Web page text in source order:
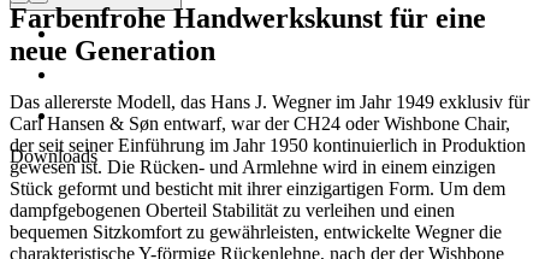
Downloads
Farbenfrohe Handwerkskunst für eine
neue Generation
Das allererste Modell, das Hans J. Wegner im Jahr 1949 exklusiv für
Carl Hansen & Søn entwarf, war der CH24 oder Wishbone Chair,
der seit seiner Einführung im Jahr 1950 kontinuierlich in Produktion
gewesen ist. Die Rücken- und Armlehne wird in einem einzigen
Stück geformt und besticht mit ihrer einzigartigen Form. Um dem
dampfgebogenen Oberteil Stabilität zu verleihen und einen
bequemen Sitzkomfort zu gewährleisten, entwickelte Wegner die
charakteristische Y-förmige Rückenlehne, nach der der Wishbone